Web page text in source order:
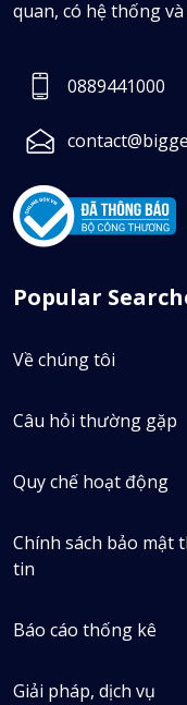
12
2
0
quan, có hệ thống
0889441000
Popular
Về chúng tôi
Câu hỏi thường gặp
Quy chế hoạt động
Chính sách bảo mật
tin
Báo cáo thống kê
Giải pháp, dịch vụ